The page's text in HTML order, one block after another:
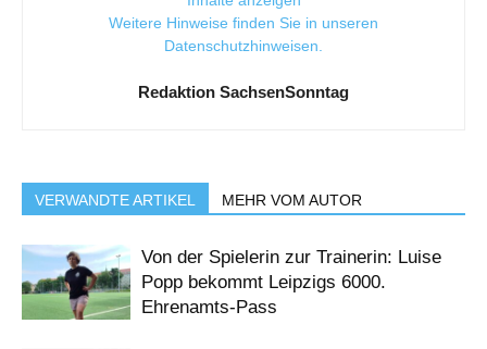
Weitere Hinweise finden Sie in unseren
Datenschutzhinweisen
Redaktion SachsenSonntag
VERWANDTE ARTIKEL MEHR VOM AUTOR
Von der Spielerin zur Trainerin: Luise
Popp bekommt Leipzigs 6000.
Ehrenamts-Pass